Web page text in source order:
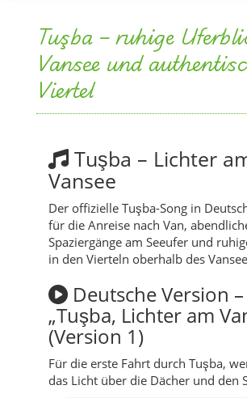
Tuşba – Lichter
Vansee
Spaziergänge am Seeufer und
in den Vierteln oberhalb des
Deutsche Version –
„Tuşba, Lichter am
(Version 1)
das Licht über die Dächer und den
Deutsche Version –